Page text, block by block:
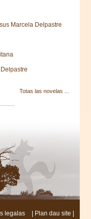
Marcela Delpastre
Totas las novelas ...
legalas | Plan dau site |